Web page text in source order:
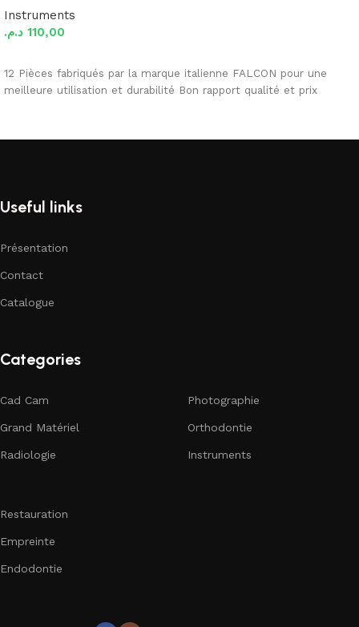
Instruments
110,00 د.م.
12 Pièces fabriqués par la marque italienne FALCON pour une
meilleure utilisation et durabilité Bon rapport qualité et prix
Useful links
Présentation
Contact
Catalogue
Categories
Cad Cam
Grand Matériel
Radiologie
Photographie
Orthodontie
Instruments
Restauration
Empreinte
Endodontie